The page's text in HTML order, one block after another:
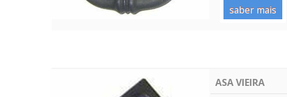
saber mais
ASA VIEIRA